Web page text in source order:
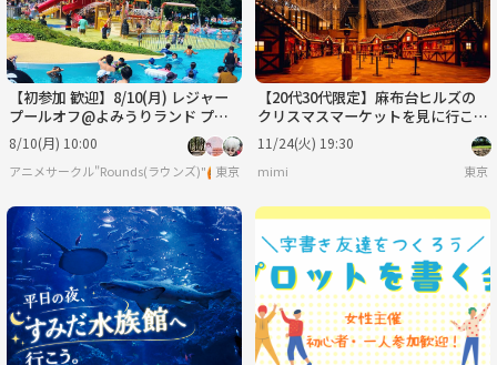
【初参加 歓迎】8/10(月) レジャー
プールオフ@よみうりランド プー
ルWAI ☀️
8/10(月) 10:00
アニメサークル"Rounds(ラウンズ)"🙆東京
【20代30代限定】麻布台ヒルズの
クリスマスマーケットを見に行こう
🌻🌻
11/24(火) 19:30
mimi 東京